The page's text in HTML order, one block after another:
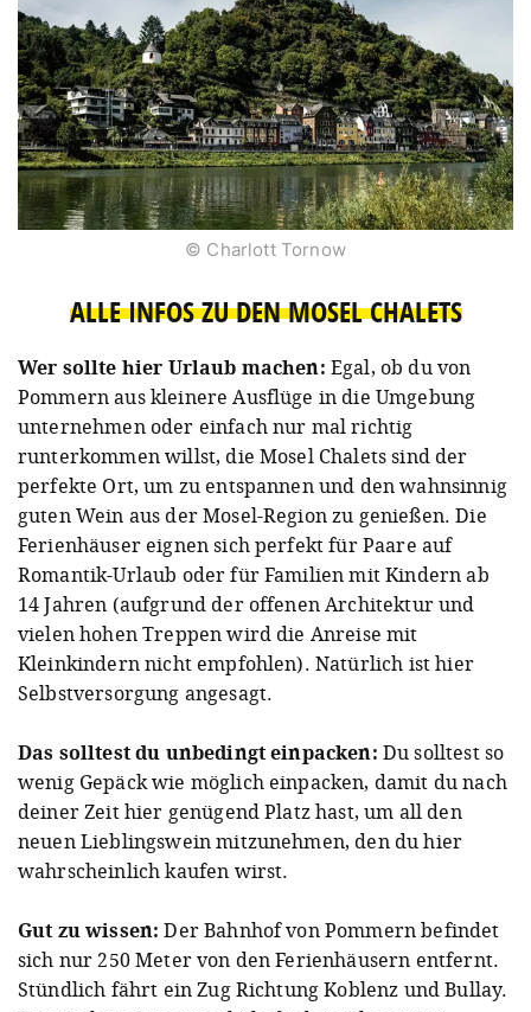
© Charlott Tornow
ALLE INFOS ZU DEN MOSEL CHALETS
Wer sollte hier Urlaub machen: Egal, ob du von
Pommern aus kleinere Ausflüge in die Umgebung
unternehmen oder einfach nur mal richtig
runterkommen willst, die Mosel Chalets sind der
perfekte Ort, um zu entspannen und den wahnsinnig
guten Wein aus der Mosel-Region zu genießen. Die
Ferienhäuser eignen sich perfekt für Paare auf
Romantik-Urlaub oder für Familien mit Kindern ab
14 Jahren (aufgrund der offenen Architektur und
vielen hohen Treppen wird die Anreise mit
Kleinkindern nicht empfohlen). Natürlich ist hier
Selbstversorgung angesagt.
Das solltest du unbedingt einpacken: Du solltest so
wenig Gepäck wie möglich einpacken, damit du nach
deiner Zeit hier genügend Platz hast, um all den
neuen Lieblingswein mitzunehmen, den du hier
wahrscheinlich kaufen wirst.
Gut zu wissen: Der Bahnhof von Pommern befindet
sich nur 250 Meter von den Ferienhäusern entfernt.
Stündlich fährt ein Zug Richtung Koblenz und Bullay.